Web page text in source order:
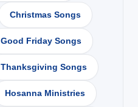
Christmas Songs
Good Friday Songs
Thanksgiving Songs
Hosanna Ministries